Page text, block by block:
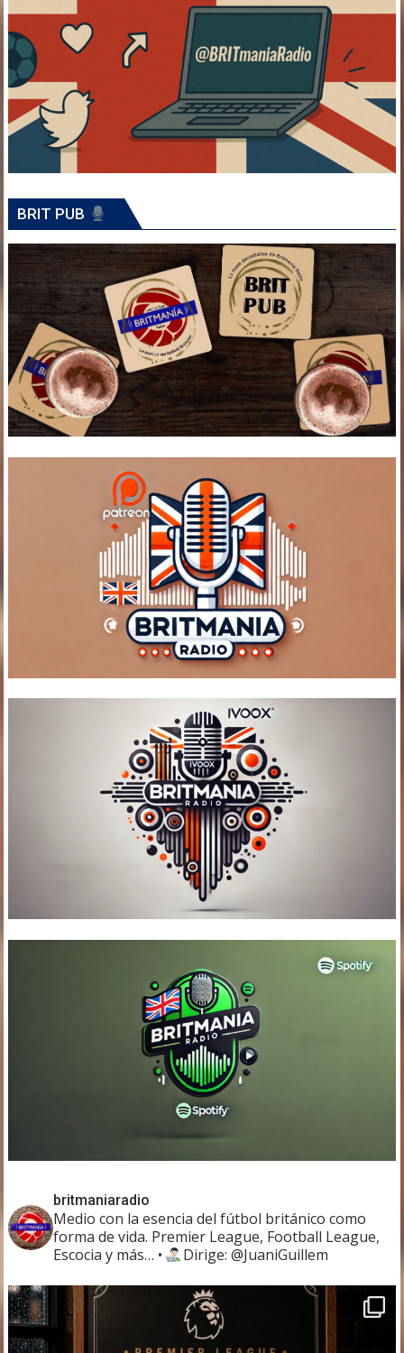
BRIT PUB
britmaniaradio
Medio con la esencia del fútbol británico como
forma de vida. Premier League, Football League,
Escocia y más… • Dirige: @JuaniGuillem